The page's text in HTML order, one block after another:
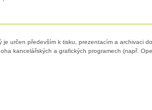
je určen především k tisku, prezentacím a archivaci
kancelářských a grafických programech (např.